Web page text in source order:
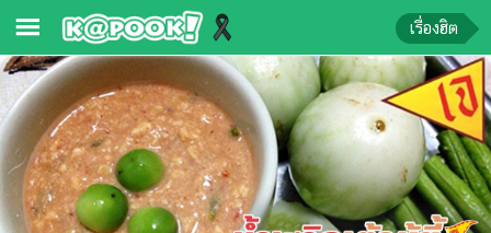
ข่าว-
ความ
รู้
ข่าว
เรื่องฮิต